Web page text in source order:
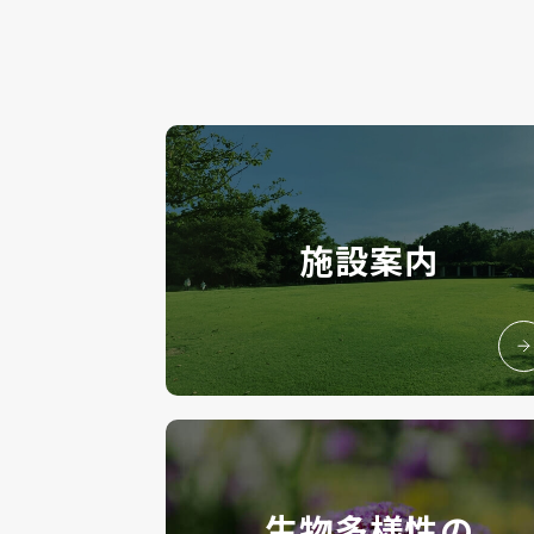
施設案内